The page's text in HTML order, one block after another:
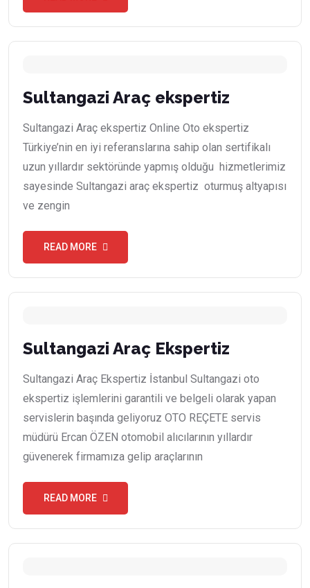
Sultangazi Araç ekspertiz
Sultangazi Araç ekspertiz Online Oto ekspertiz
Türkiye’nin en iyi referanslarına sahip olan sertifikalı
uzun yıllardır sektöründe yapmış olduğu hizmetlerimiz
sayesinde Sultangazi araç ekspertiz oturmuş altyapısı
ve zengin
READ MORE
Sultangazi Araç Ekspertiz
Sultangazi Araç Ekspertiz İstanbul Sultangazi oto
ekspertiz işlemlerini garantili ve belgeli olarak yapan
servislerin başında geliyoruz OTO REÇETE servis
müdürü Ercan ÖZEN otomobil alıcılarının yıllardır
güvenerek firmamıza gelip araçlarının
READ MORE